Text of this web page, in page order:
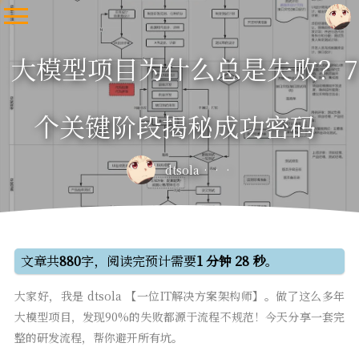
大模型项目为什么总是失败？7
个关键阶段揭秘成功密码
dtsola
文章共880字，阅读完预计需要1 分钟 28 秒。
大家好，我是 dtsola 【一位IT解决方案架构师】。做了这么多年
大模型项目，发现90%的失败都源于流程不规范！今天分享一套完
整的研发流程，帮你避开所有坑。